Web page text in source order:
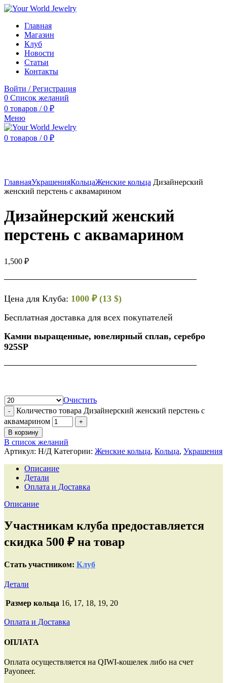
Главная
Магазин
Клуб
Новости
Статьи
Контакты
Войти / Регистрация
0 Список желаний
0 товаров / 0 ₽
Меню
0 товаров / 0 ₽
ГлавнаяУкрашенияКольцаЖенские кольца Дизайнерский
женский перстень с аквамарином
Дизайнерский женский
перстень с аквамарином
1,500 ₽
Цена для Клуба: 1000 ₽ (13 $)
Бесплатная доставка для всех покупателей
Камни выращенные, ювелирный сплав, серебро
925SP
Очистить
Количество товара Дизайнерский женский перстень с
аквамарином
В корзину
В список желаний
Артикул: Н/Д Категории: Женские кольца, Кольца, Украшения
Описание
Детали
Оплата и Доставка
Описание
Участникам клуба предоставляется
скидка 500 ₽ на товар
Стать участником: Клуб
Детали
Размер кольца 16, 17, 18, 19, 20
Оплата и Доставка
ОПЛАТА
Оплата осуществляется на QIWI-кошелек либо на счет
Payoneer.